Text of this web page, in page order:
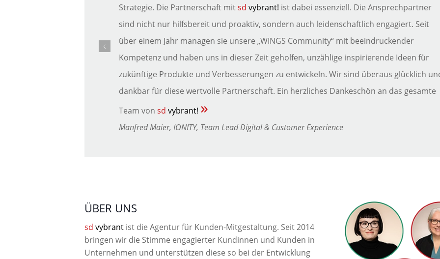
Strategie. Die Partnerschaft mitsd vybrant! ist dabei essenziell. Die Ansprechpartner
sind nicht nur hilfsbereit und proaktiv, sondern auch leidenschaftlich engagiert. Seit
über einem Jahr managen sie unsere „WINGS Community“ mit beeindruckender
Kompetenz und haben uns in dieser Zeit geholfen, unzählige inspirierende Ideen für
zukünftige Produkte und Verbesserungen zu entwickeln. Wir sind überaus glücklich
dankbar für diese wertvolle Partnerschaft. Ein herzliches Dankeschön an das gesamte
Team von sd vybrant! »
Manfred Maier, IONITY, Team Lead Digital & Customer Experience
ÜBER UNS
sd vybrant ist die Agentur für Kunden-Mitgestaltung. Seit 2014
bringen wir die Stimme engagierter Kundinnen und Kunden in
Unternehmen und unterstützen diese so bei der Entwicklung